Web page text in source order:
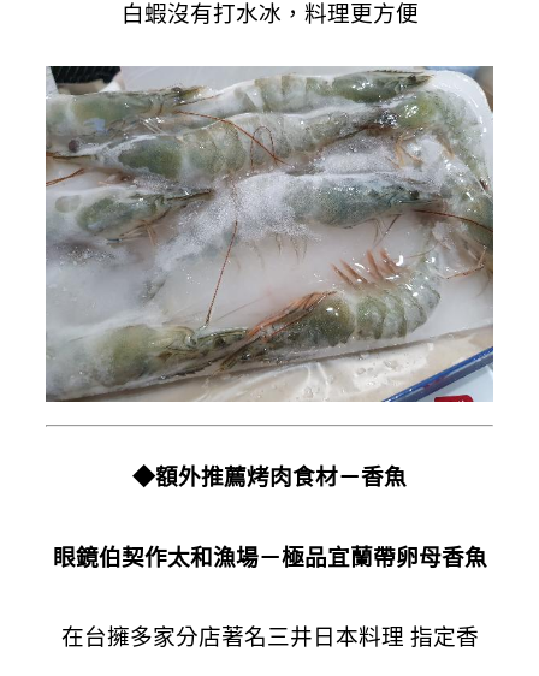
白蝦沒有打水冰，料理更方便
◆額外推薦烤肉食材－香魚
眼鏡伯契作太和漁場－極品宜蘭帶卵母香魚
在台擁多家分店著名三井日本料理 指定香